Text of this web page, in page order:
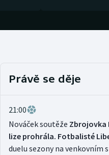
Právě se děje
21:00
Nováček soutěže Zbrojovka
lize prohrála. Fotbalisté
duelu sezony na venkovním